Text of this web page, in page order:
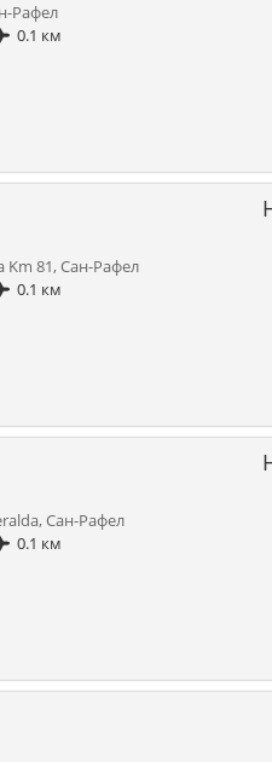
Рафел
0.1 км
Km 81, Сан-Рафел
0.1 км
Сан-Рафел
0.1 км